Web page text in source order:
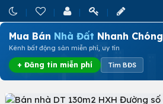
Mua Bán Nhà Đất Nhanh Chóng
Kênh bất động sản miễn phí, uy tín
+ Đăng tin miễn phí Tìm BĐS